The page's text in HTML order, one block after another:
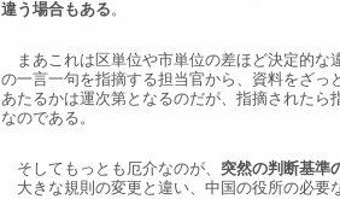
違う場合もある。
まあこれは区単位や市単位の差ほど決定的な
の一言一句を指摘する担当官から、資料をざっ
あたるかは運次第となるのだが、指摘された
なのである。
そしてもっとも厄介なのが、 突然の判断基準
大きな規則の変更と違い、中国の役所の必要